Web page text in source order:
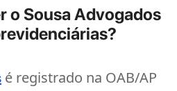
o Sousa Advogados
é registrado na OAB/AP